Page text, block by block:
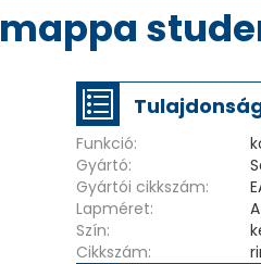
Funkció:
Gyártó:
Gyártói cikkszám:
Lapméret:
Szín:
Cikkszám: